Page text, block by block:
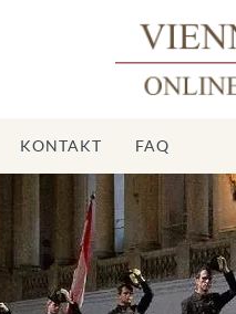
KONTAKT FAQ